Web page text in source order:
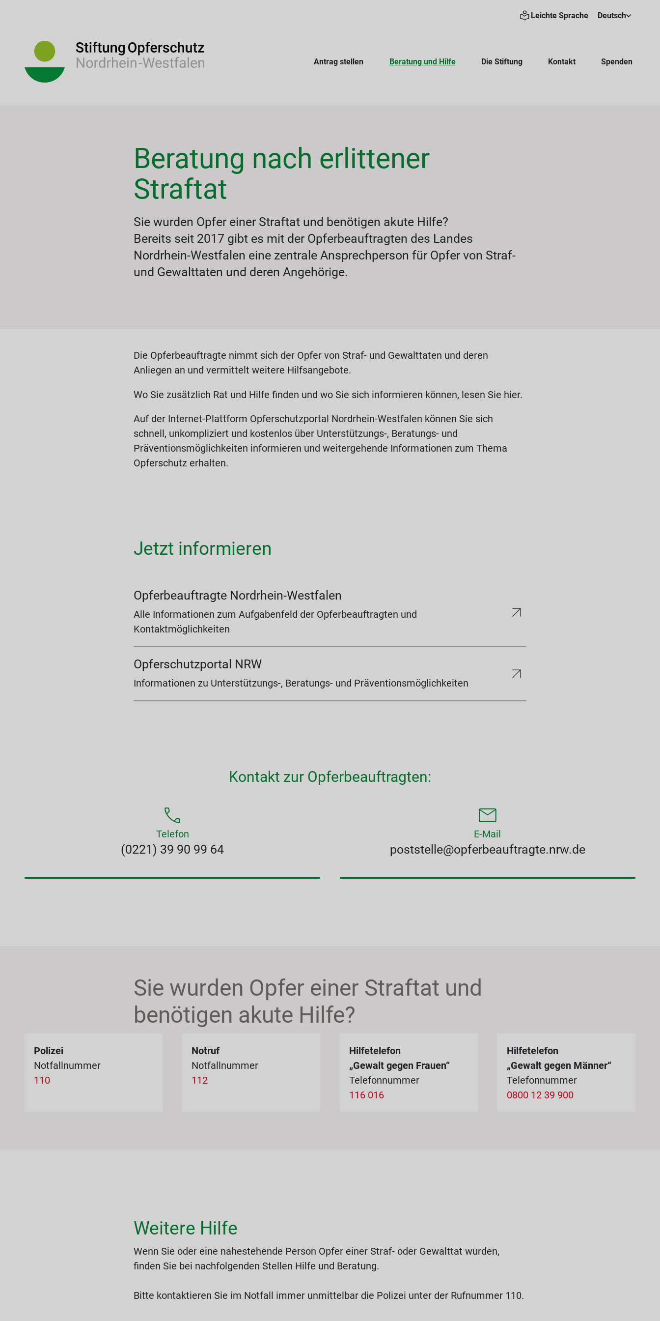
Leichte Sprache Deutsch
Antrag stellen Beratung und Hilfe Die Stiftung Kontakt Spenden
Beratung nach erlittener
Straftat
Sie wurden Opfer einer Straftat und benötigen akute Hilfe?
Bereits seit 2017 gibt es mit der Opferbeauftragten des Landes
Nordrhein-Westfalen eine zentrale Ansprechperson für Opfer von Straf-
und Gewalttaten und deren Angehörige.
Die Opferbeauftragte nimmt sich der Opfer von Straf- und Gewalttaten und deren
Anliegen an und vermittelt weitere Hilfsangebote.
Wo Sie zusätzlich Rat und Hilfe finden und wo Sie sich informieren können, lesen Sie hier.
Auf der Internet-Plattform Opferschutzportal Nordrhein-Westfalen können Sie sich
schnell, unkompliziert und kostenlos über Unterstützungs-, Beratungs- und
Präventionsmöglichkeiten informieren und weitergehende Informationen zum Thema
Opferschutz erhalten.
Jetzt informieren
Opferbeauftragte Nordrhein-Westfalen
Alle Informationen zum Aufgabenfeld der Opferbeauftragten und
Kontaktmöglichkeiten
Opferschutzportal NRW
Informationen zu Unterstützungs-, Beratungs- und Präventionsmöglichkeiten
Kontakt zur Opferbeauftragten:
Telefon
(0221) 39 90 99 64
E-Mail
poststelle@​opferbeauftragte.nrw.de
Sie wurden Opfer einer Straftat und
benötigen akute Hilfe?
Polizei
Notfallnummer
110
Notruf
Notfallnummer
112
Hilfetelefon
„Gewalt gegen Frauen“
Telefonnummer
116 016
Hilfetelefon
„Gewalt gegen Männer“
Telefonnummer
0800 12 39 900
Weitere Hilfe
Wenn Sie oder eine nahestehende Person Opfer einer Straf- oder Gewalttat wurden,
finden Sie bei nachfolgenden Stellen Hilfe und Beratung.
Bitte kontaktieren Sie im Notfall immer unmittelbar die Polizei unter der Rufnummer 110.